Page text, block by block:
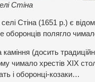
Стіна
Стіна (1651 р.) є
оборонців полягло
(досить
чимало хрестів ХІХ
і оборонці-козаки…